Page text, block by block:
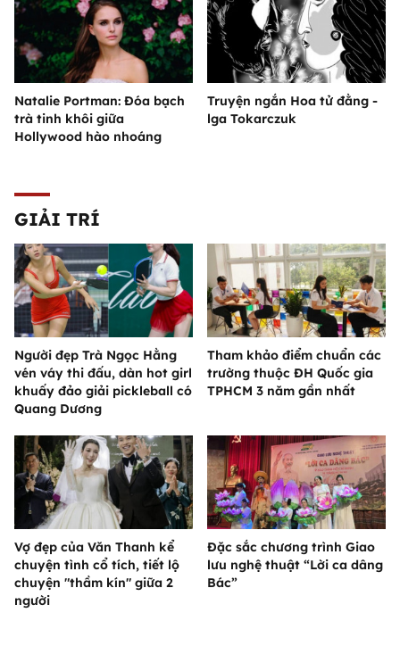
Natalie Portman: Đóa bạch
trà tinh khôi giữa
Hollywood hào nhoáng
Truyện ngắn Hoa tử đằng -
lga Tokarczuk
GIẢI TRÍ
Người đẹp Trà Ngọc Hằng
vén váy thi đấu, dàn hot girl
khuấy đảo giải pickleball có
Quang Dương
Tham khảo điểm chuẩn các
trường thuộc ĐH Quốc gia
TPHCM 3 năm gần nhất
Vợ đẹp của Văn Thanh kể
chuyện tình cổ tích, tiết lộ
chuyện "thầm kín" giữa 2
người
Đặc sắc chương trình Giao
lưu nghệ thuật “Lời ca dâng
Bác”